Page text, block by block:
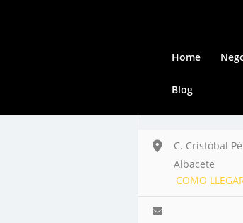
Home
Blog
C. Cristóbal
Albacete
COMO